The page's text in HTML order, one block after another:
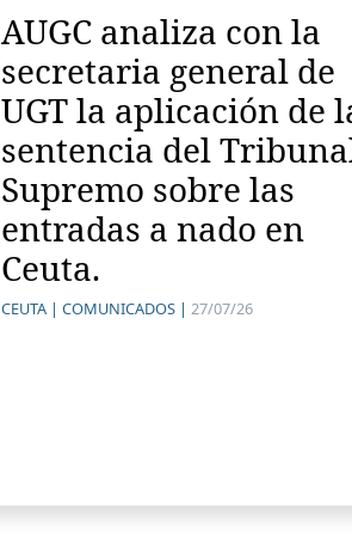
AUGC analiza con la
secretaria general de
UGT la aplicación de
sentencia del
Supremo sobre las
entradas a nado en
Ceuta.
CEUTA | COMUNICADOS | 27/07/26